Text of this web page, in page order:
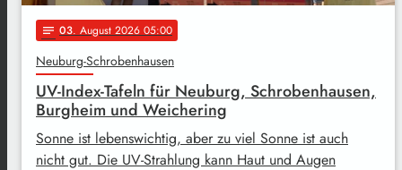
notes 03. August 2026 05:00
Neuburg-Schrobenhausen
UV-Index-Tafeln für Neuburg, Schrobenhausen,
Burgheim und Weichering
Sonne ist lebenswichtig, aber zu viel Sonne ist auch
nicht gut. Die UV-Strahlung kann Haut und Augen